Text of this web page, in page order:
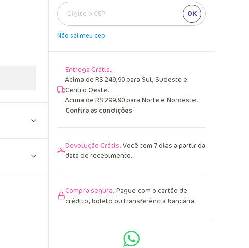
OK
Não sei meu cep
Entrega Grátis.
Acima de R$ 249,90 para Sul, Sudeste e
Centro Oeste.
Acima de R$ 299,90 para Norte e Nordeste.
Confira as condições
Devolução Grátis. Você tem 7 dias a partir da
data de recebimento.
Compra segura. Pague com o cartão de
crédito, boleto ou transferência bancária